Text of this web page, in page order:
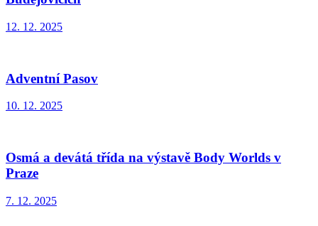
12. 12. 2025
Adventní Pasov
10. 12. 2025
Osmá a devátá třída na výstavě Body Worlds v
Praze
7. 12. 2025